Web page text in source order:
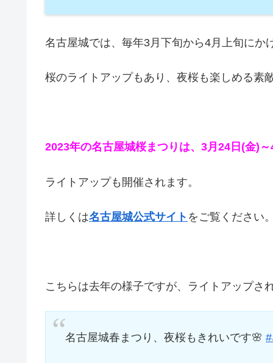
名古屋城では、毎年3月下旬から4月上旬にか
桜のライトアップもあり、夜桜も楽しめる素
2023年の名古屋城桜まつりは、3月24日(金)
ライトアップも開催されます。
詳しくは名古屋城公式サイト をご覧ください
こちらは去年の様子ですが、ライトアップさ
名古屋城春まつり、夜桜もきれいです🌸